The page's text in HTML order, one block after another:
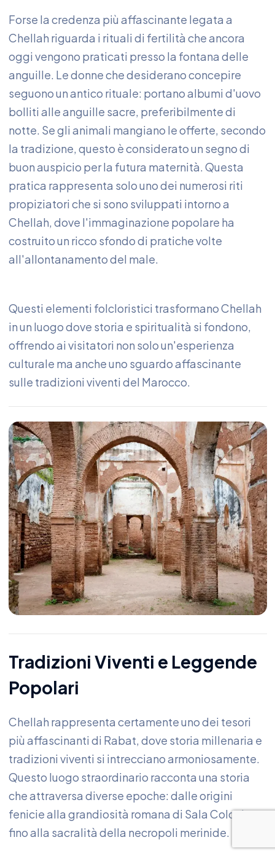
Forse la credenza più affascinante legata a
Chellah riguarda i rituali di fertilità che ancora
oggi vengono praticati presso la fontana delle
anguille. Le donne che desiderano concepire
seguono un antico rituale: portano albumi d'uovo
bolliti alle anguille sacre, preferibilmente di
notte. Se gli animali mangiano le offerte, secondo
la tradizione, questo è considerato un segno di
buon auspicio per la futura maternità. Questa
pratica rappresenta solo uno dei numerosi riti
propiziatori che si sono sviluppati intorno a
Chellah, dove l'immaginazione popolare ha
costruito un ricco sfondo di pratiche volte
all'allontanamento del male.
Questi elementi folcloristici trasformano Chellah
in un luogo dove storia e spiritualità si fondono,
offrendo ai visitatori non solo un'esperienza
culturale ma anche uno sguardo affascinante
sulle tradizioni viventi del Marocco.
Tradizioni Viventi e Leggende
Popolari
Chellah rappresenta certamente uno dei tesori
più affascinanti di Rabat, dove storia millenaria e
tradizioni viventi si intrecciano armoniosamente.
Questo luogo straordinario racconta una storia
che attraversa diverse epoche: dalle origini
fenicie alla grandiosità romana di Sala Colonia,
fino alla sacralità della necropoli merinide.